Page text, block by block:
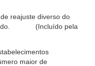
reajuste diverso do
(Incluído pela
maior de